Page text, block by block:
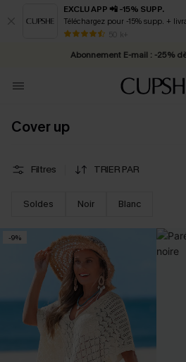
EXCLU APP 📲 -15% SUPP.
Téléchargez pour -15% supp. +
50 k+
* Livraison éclair 2-3
Abonnement E-mail : -25%
Cover up
Filtres TRIER PAR
Soldes Noir Blanc
-9%